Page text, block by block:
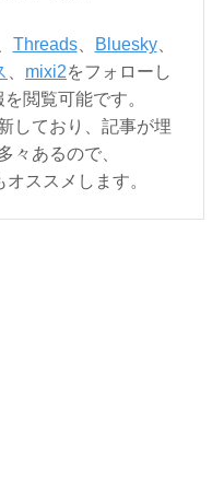
Threads、 Bluesky、
mixi2をフォローし
閲覧可能です。
しており、記事が埋
々あるので、
ススメします。